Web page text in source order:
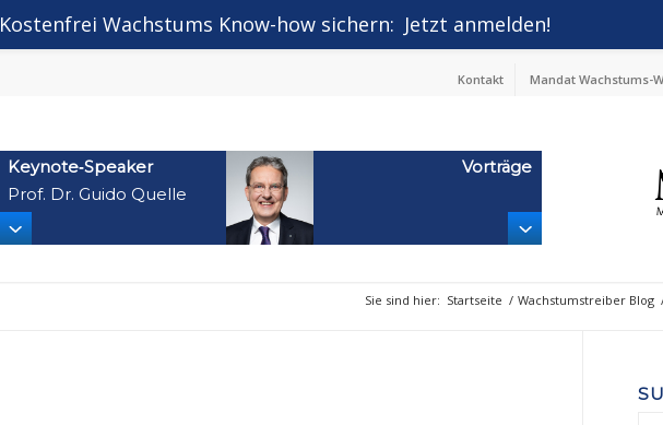
Kontakt Mandat Wachstums-
Keynote‑Speaker
Prof. Dr. Guido Quelle
Vorträge
Sie sind hier: Startseite / Wachstumstreiber Blog
Kostenfrei Wachstums Know-how sichern: Jetzt anmelden!